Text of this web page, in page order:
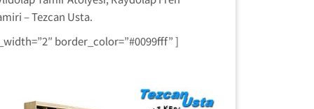
– Tezcan Usta.
border_color=”#0099fff” ]